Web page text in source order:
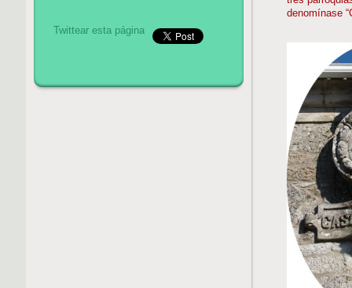
denomínase
Twittear esta página